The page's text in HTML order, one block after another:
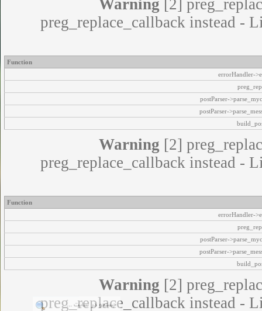
Warning [2]
preg_replace_callback instead -
Function
errorHandler-
postParser-
postParser-
Warning [2]
preg_replace_callback instead -
Function
errorHandler-
postParser-
postParser-
Warning [2]
preg_replace_callback instead -